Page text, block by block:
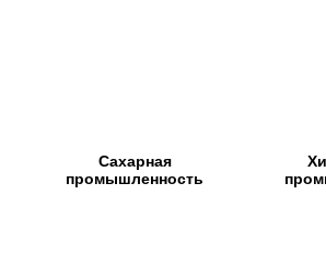
Сахарная
промышленность